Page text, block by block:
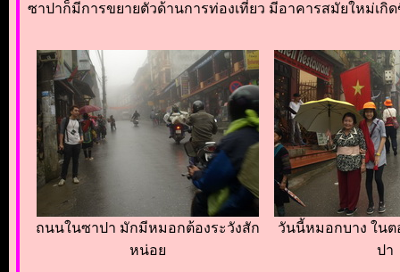
ซาปาก็มีการขยายตัวด้านการท่องเที่ยว มีอาคารสมัยใหม่เ
ถนนในซาปา มักมีหมอกต้องระวังสัก
หน่อย
วันนี้หมอกบาง ใน
ปา